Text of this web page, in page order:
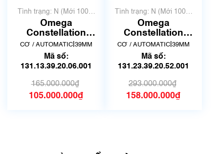
Tình trạng: N (Mới 100%
chưa qua sử dụng)
Omega
Constellation
131.13.39.20.06.001
| New Full box
CƠ / AUTOMATIC| 39MM
Mã số:
131.13.39.20.06.001
165.000.000₫
105.000.000₫
Tình trạng: N (Mới 100%
chưa qua sử dụng)
Omega
Constellation
131.23.39.20.52.001
| New - 2025
CƠ / AUTOMATIC| 39MM
Mã số:
131.23.39.20.52.001
293.000.000₫
158.000.000₫